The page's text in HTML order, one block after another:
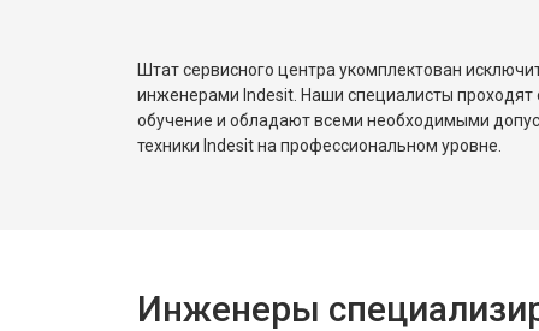
Замена панели управления
Замена ТЭН
Штат сервисного центра укомплектован
инженерами Indesit. Наши специалисты проходят
обучение и обладают всеми необходимыми
техники Indesit на профессиональном уровне.
Инженеры